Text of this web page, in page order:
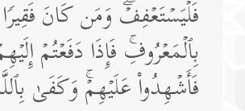
فَلۡیَسۡتَعۡفِفۡۖ وَمَن كَانَ
بِٱلۡمَعۡرُوفِۚ فَإِذَا دَفَعۡتُمۡ
فَأَشۡهِدُوا۟ عَلَیۡهِمۡۚ وَكَفَىٰ